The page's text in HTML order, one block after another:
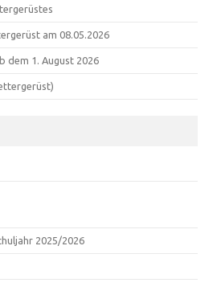
am 08.05.2026
dem 1. August 2026
2025/2026